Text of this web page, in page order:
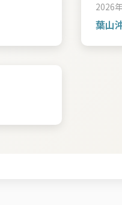
2026
葉山